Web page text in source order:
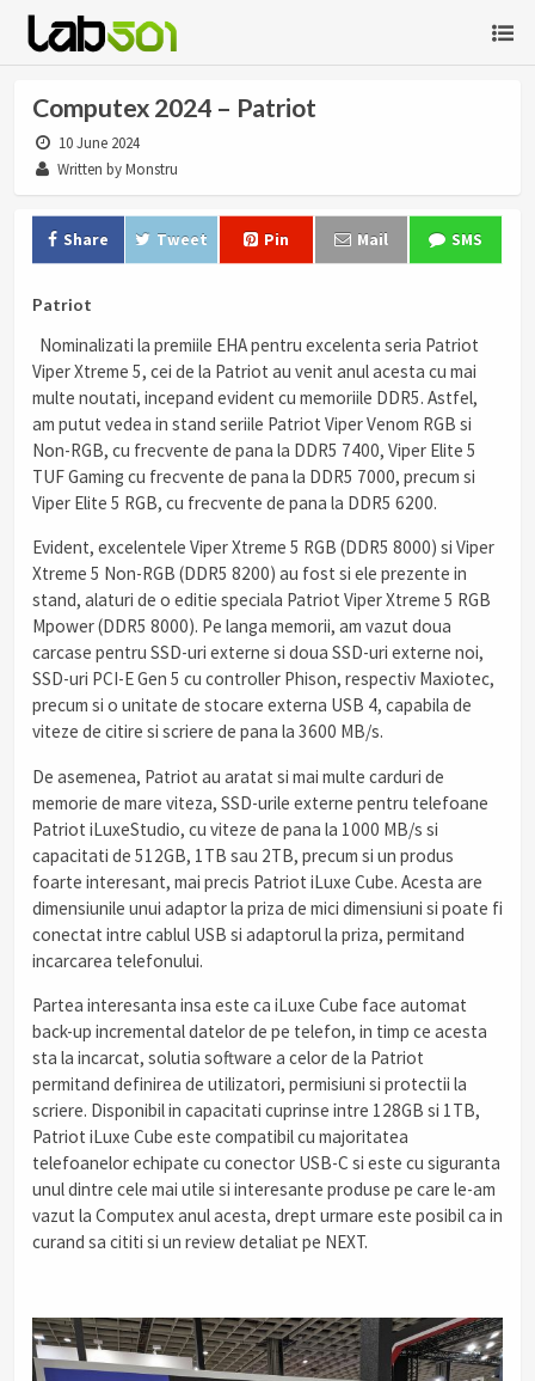
Computex 2024 – Patriot
10 June 2024
Written by Monstru
Share Tweet Pin Mail SMS
Patriot
Nominalizati la premiile EHA pentru excelenta seria Patriot
Viper Xtreme 5, cei de la Patriot au venit anul acesta cu mai
multe noutati, incepand evident cu memoriile DDR5. Astfel,
am putut vedea in stand seriile Patriot Viper Venom RGB si
Non-RGB, cu frecvente de pana la DDR5 7400, Viper Elite 5
TUF Gaming cu frecvente de pana la DDR5 7000, precum si
Viper Elite 5 RGB, cu frecvente de pana la DDR5 6200.
Evident, excelentele Viper Xtreme 5 RGB (DDR5 8000) si Viper
Xtreme 5 Non-RGB (DDR5 8200) au fost si ele prezente in
stand, alaturi de o editie speciala Patriot Viper Xtreme 5 RGB
Mpower (DDR5 8000). Pe langa memorii, am vazut doua
carcase pentru SSD-uri externe si doua SSD-uri externe noi,
SSD-uri PCI-E Gen 5 cu controller Phison, respectiv Maxiotec,
precum si o unitate de stocare externa USB 4, capabila de
viteze de citire si scriere de pana la 3600 MB/s.
De asemenea, Patriot au aratat si mai multe carduri de
memorie de mare viteza, SSD-urile externe pentru telefoane
Patriot iLuxeStudio, cu viteze de pana la 1000 MB/s si
capacitati de 512GB, 1TB sau 2TB, precum si un produs
foarte interesant, mai precis Patriot iLuxe Cube. Acesta are
dimensiunile unui adaptor la priza de mici dimensiuni si poate fi
conectat intre cablul USB si adaptorul la priza, permitand
incarcarea telefonului.
Partea interesanta insa este ca iLuxe Cube face automat
back-up incremental datelor de pe telefon, in timp ce acesta
sta la incarcat, solutia software a celor de la Patriot
permitand definirea de utilizatori, permisiuni si protectii la
scriere. Disponibil in capacitati cuprinse intre 128GB si 1TB,
Patriot iLuxe Cube este compatibil cu majoritatea
telefoanelor echipate cu conector USB-C si este cu siguranta
unul dintre cele mai utile si interesante produse pe care le-am
vazut la Computex anul acesta, drept urmare este posibil ca in
curand sa cititi si un review detaliat pe NEXT.